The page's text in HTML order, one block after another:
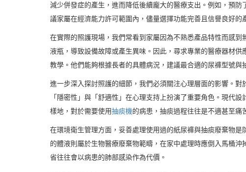
減少併發症的產生，進而降低後續龐大的醫療支出。例如，預
議家屬在經濟能力許可範圍內，儘量選擇功能完善且信譽良好的
在實際的照護現場，我們常看到家屬因為不熟悉產品特性而感
液瓶，導致設備故障或產生異味。因此，尋求專業的醫療器材
教學。他們能夠根據長者的具體病況，建議最合適的尿褲型號與
進一步深入探討照護的細節，我們必須關注心理層面的影響。對
「隱密性」與「舒適性」在心理支持上扮演了重要角色。現代
樣地，對於需要使用抽痰機的病患，抽痰過程往往是不適甚至痛
在環境衛生管理方面，妥善處理使用過的紙尿褲與抽痰廢棄物
的體液則屬於生物醫療廢棄物範疇，在家中處理時應倒入馬桶
省往往會以病患的肺部感染作為代價。